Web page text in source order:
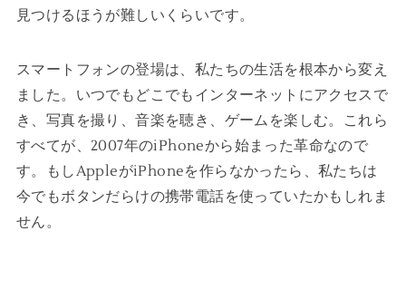
見つけるほうが難しいくらいです。
スマートフォンの登場は、私たちの生活を根本から変え
ました。いつでもどこでもインターネットにアクセスで
き、写真を撮り、音楽を聴き、ゲームを楽しむ。これら
すべてが、2007年のiPhoneから始まった革命なので
す。もしAppleがiPhoneを作らなかったら、私たちは
今でもボタンだらけの携帯電話を使っていたかもしれま
せん。